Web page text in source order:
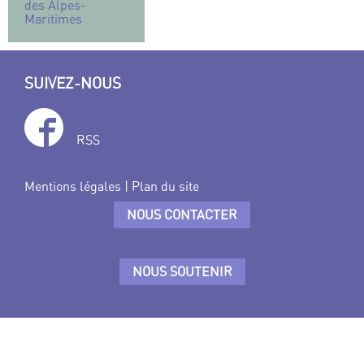
des Alpes-
Maritimes
SUIVEZ-NOUS
RSS
Mentions légales | Plan du site
NOUS CONTACTER
NOUS SOUTENIR